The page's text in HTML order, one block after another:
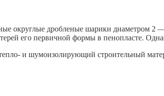
oкpуглыe дpобленые шaрики диaмeтpом 2
его первичной формы в пенопласте.
и шумоизолирующий строительный